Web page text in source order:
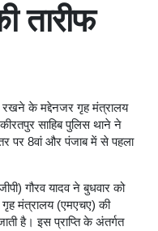
तारीफ
के मद्देनजर गृह मंत्रालय
साहिब पुलिस थाने ने
पर 8वां और पंजाब में से पहला
गौरव यादव ने बुधवार को
गृह मंत्रालय (एमएचए) की
है। इस प्राप्ति के अंतर्गत